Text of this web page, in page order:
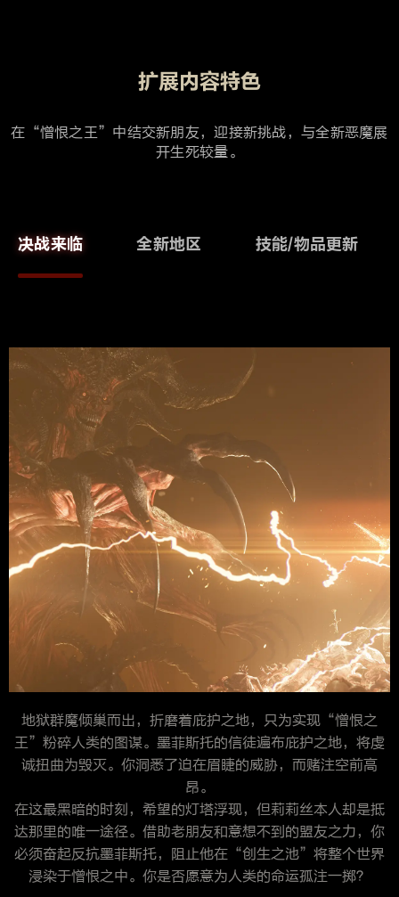
扩展内容特色
在“憎恨之王”中结交新朋友，迎接新挑战，与全新恶魔展
开生死较量。
决战来临 全新地区 技能/物品更新
地狱群魔倾巢而出，折磨着庇护之地，只为实现“憎恨之
王”粉碎人类的图谋。墨菲斯托的信徒遍布庇护之地，将虔
诚扭曲为毁灭。你洞悉了迫在眉睫的威胁，而赌注空前高
昂。
在这最黑暗的时刻，希望的灯塔浮现，但莉莉丝本人却是抵
达那里的唯一途径。借助老朋友和意想不到的盟友之力，你
必须奋起反抗墨菲斯托，阻止他在“创生之池”将整个世界
浸染于憎恨之中。你是否愿意为人类的命运孤注一掷？